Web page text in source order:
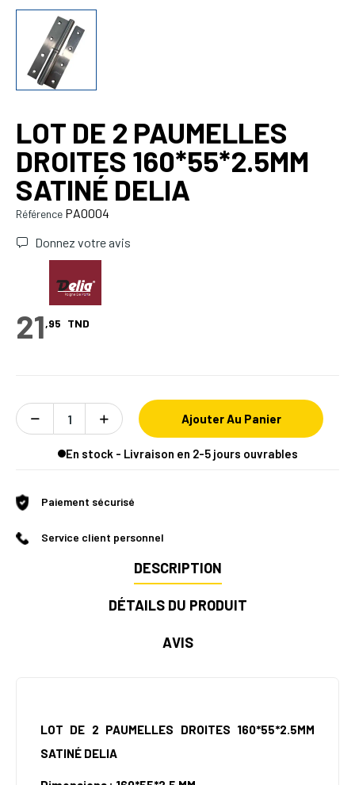
LOT DE 2 PAUMELLES
DROITES 160*55*2.5MM
SATINÉ DELIA
Référence PA0004
Donnez votre avis
21,95 TND
Ajouter Au Panier
En stock - Livraison en 2-5 jours ouvrables
Paiement sécurisé
Service client personnel
DESCRIPTION
DÉTAILS DU PRODUIT
AVIS
LOT DE 2 PAUMELLES DROITES 160*55*2.5MM
SATINÉ DELIA